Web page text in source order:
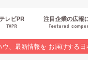
テレビPR
TVPR
注目企業の広報
Featured
、最新情報を お届けする日